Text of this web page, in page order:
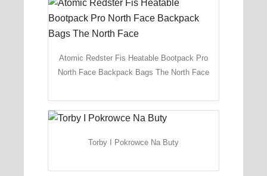
Atomic Redster Fis Heatable Bootpack Pro
North Face Backpack Bags The North Face
Torby I Pokrowce Na Buty